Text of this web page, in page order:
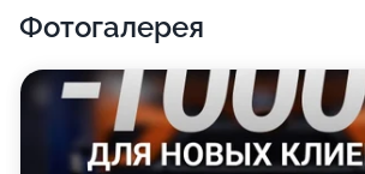
Фотогалерея